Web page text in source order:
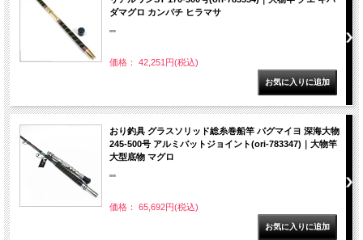
ダマグロ カンパチ ヒラマサ
""
価格： 42,251円(税込)
おり釣具 グラスソリッド総糸巻船竿 パグマイヨ 深海大物
245-500号 アルミバットジョイント(ori-783347)｜大物竿
大型底物 マグロ
""
価格： 65,692円(税込)